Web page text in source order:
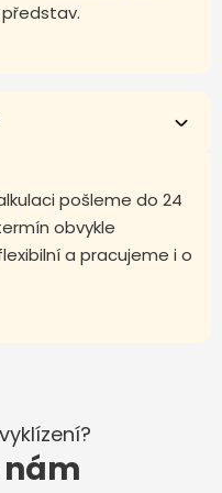
pošleme do 24
obvykle
a pracujeme i o